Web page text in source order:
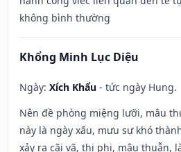
không bình thường
Khổng Minh Lục Diệu
Ngày: Xích Khẩu - tức ngày Hung.
Nên đề phòng miệng lưỡi, mâu
này là ngày xấu, mưu sự khó
xảy ra cãi vã, thị phi, mâu thuẫn,